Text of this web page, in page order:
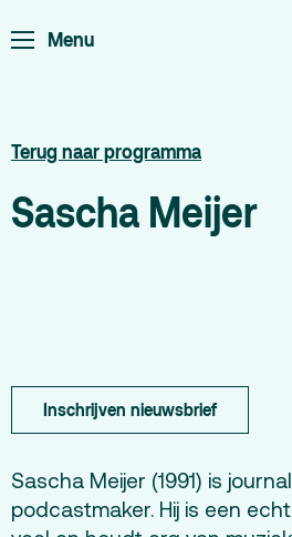
Menu
zalen
organiseren
aanvragen
Terug naar programma
Sascha Meijer
Inschrijven nieuwsbrief
Sascha Meijer (1991) is
podcastmaker. Hij is een